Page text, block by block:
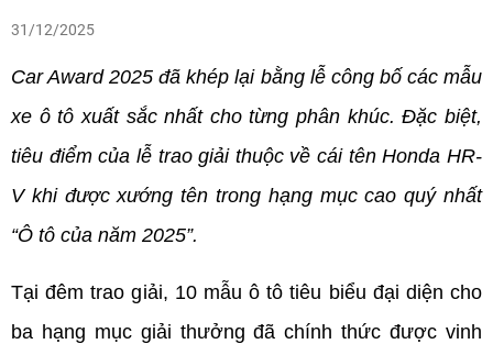
31/12/2025
Car Award 2025 đã khép lại bằng lễ công bố các mẫu
xe ô tô xuất sắc nhất cho từng phân khúc. Đặc biệt,
tiêu điểm của lễ trao giải thuộc về cái tên Honda HR-
V khi được xướng tên trong hạng mục cao quý nhất
“Ô tô của năm 2025”.
Tại đêm trao giải, 10 mẫu ô tô tiêu biểu đại diện cho
ba hạng mục giải thưởng đã chính thức được vinh